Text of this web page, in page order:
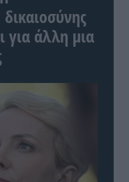
για άλλη μια